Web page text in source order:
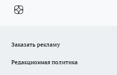
Заказать рекламу
Редакционная политика